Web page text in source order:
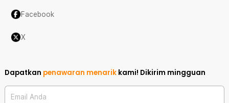
Facebook
X
Dapatkan penawaran menarik kami! Dikirim mingguan
Email Anda